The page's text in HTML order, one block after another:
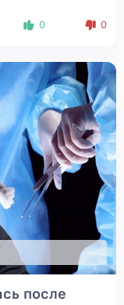
0 0
после